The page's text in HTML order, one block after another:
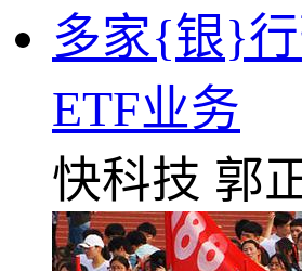
多家{银}
ETF业务
快科技 郭